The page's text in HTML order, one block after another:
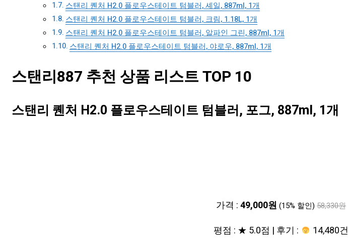
스탠리 퀜처 H2.0 플로우스테이트 텀블러, 셰일, 887ml, 1개
스탠리 퀜처 H2.0 플로우스테이트 텀블러, 크림, 1.18L, 1개
스탠리 퀜처 H2.0 플로우스테이트 텀블러, 알파인 그린, 887ml, 1개
스탠리 퀜처 H2.0 플로우스테이트 텀블러, 야로우, 887ml, 1개
스탠리887 추천 상품 리스트 TOP 10
스탠리 퀜처 H2.0 플로우스테이트 텀블러, 포그, 887ml, 1개
가격 :49,000원 (15% 할인) 58,330원
평점 : ★ 5.0점 | 후기 : 14,480건